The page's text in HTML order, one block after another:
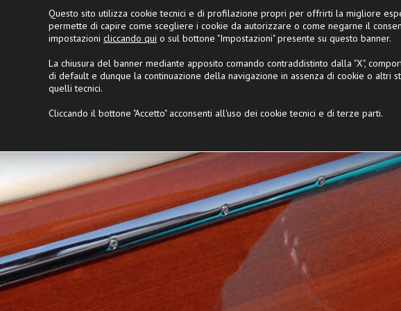
Chi è Lycam | PartnerRivaeNautica
BARCHE VINTAGE BARCHE MODERNE BARCHE
Questo sito utilizza cookie tecnici e di profilazione propri per offrirti la migliore
permette di capire come scegliere i cookie da autorizzare o come negarne il
impostazioni cliccando qui o sul bottone "Impostazioni" presente su questo banner.
La chiusura del banner mediante apposito comando contraddistinto dalla "X",
di default e dunque la continuazione della navigazione in assenza di cookie o altri
quelli tecnici.
Cliccando il bottone "Accetto" acconsenti all'uso dei cookie tecnici e di terze parti.